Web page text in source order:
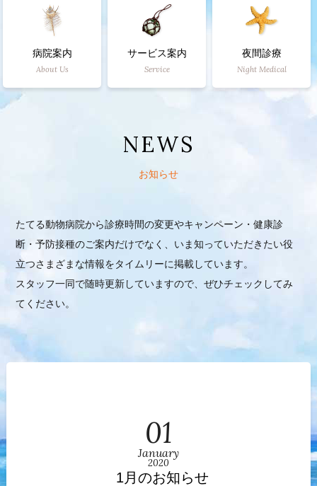
病院案内
About Us
サービス案内
Service
夜間診療
Night Medical
NEWS
お知らせ
たてる動物病院から診療時間の変更やキャンペーン・健康診
断・予防接種のご案内だけでなく、いま知っていただきたい役
立つさまざまな情報をタイムリーに掲載しています。
スタッフ一同で随時更新していますので、ぜひチェックしてみ
てください。
01
January
2020
1月のお知らせ